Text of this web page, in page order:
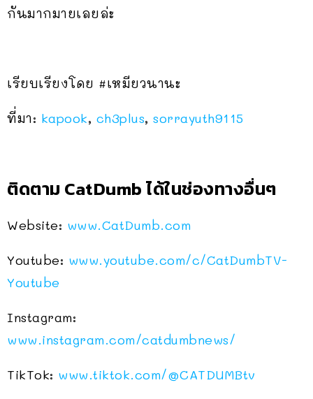
กันมากมายเลยล่ะ
เรียบเรียงโดย #เหมียวนานะ
ที่มา: kapook, ch3plus, sorrayuth9115
ติดตาม CatDumb ได้ในช่องทางอื่นๆ
Website: www.CatDumb.com
Youtube: www.youtube.com/c/CatDumbTV-
Youtube
Instagram:
www.instagram.com/catdumbnews/
TikTok: www.tiktok.com/@CATDUMBtv